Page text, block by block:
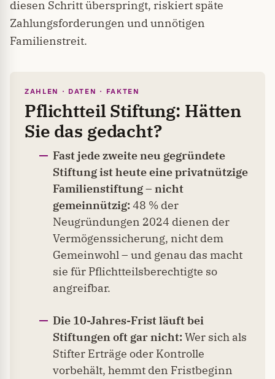
diesen Schritt überspringt, riskiert späte
Zahlungsforderungen und unnötigen
Familienstreit.
ZAHLEN · DATEN · FAKTEN
Pflichtteil Stiftung: Hätten
Sie das gedacht?
Fast jede zweite neu gegründete
Stiftung ist heute eine privatnützige
Familienstiftung – nicht
gemeinnützig:48 % der
Neugründungen 2024 dienen der
Vermögenssicherung, nicht dem
Gemeinwohl – und genau das macht
sie für Pflichtteilsberechtigte so
angreifbar.
Die 10-Jahres-Frist läuft bei
Stiftungen oft gar nicht:Wer sich als
Stifter Erträge oder Kontrolle
vorbehält, hemmt den Fristbeginn